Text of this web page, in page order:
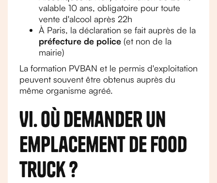
valable 10 ans, obligatoire pour toute
vente d'alcool après 22h
À Paris, la déclaration se fait auprès de la
préfecture de police (et non de la
mairie)
La formation PVBAN et le permis d'exploitation
peuvent souvent être obtenus auprès du
même organisme agréé.
VI. Où demander un
emplacement de food
truck ?